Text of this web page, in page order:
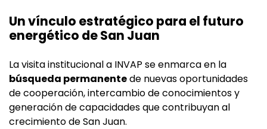
Un vínculo estratégico para el futuro
energético de San Juan
La visita institucional a INVAP se enmarca en la
búsqueda permanentede nuevas oportunidades
de cooperación, intercambio de conocimientos y
generación de capacidades que contribuyan al
crecimiento de San Juan.